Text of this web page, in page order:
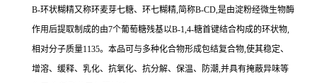
B-环状糊精又称环麦芽七糖、环七糊精,简称B-CD,是由淀粉经微生物酶
作用后提取制成的由7个葡萄糖残基以B-1,4-糖首键结合构成的环状物,
相对分子质量1135。本品可与多种化合物形成包结复合物,使其稳定、
增溶、缓释、乳化、抗氧化、抗分解、保温、防潮,并具有掩蔽异味等